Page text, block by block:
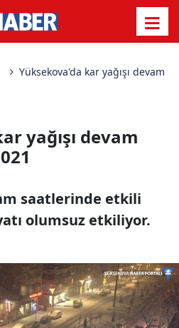
Yüksekova'da kar yağışı devam
yağışı devam
saatlerinde etkili
olumsuz etkiliyor.